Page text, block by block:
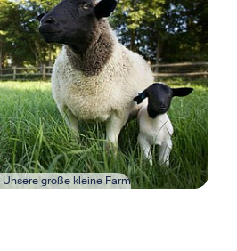
große kleine Farm